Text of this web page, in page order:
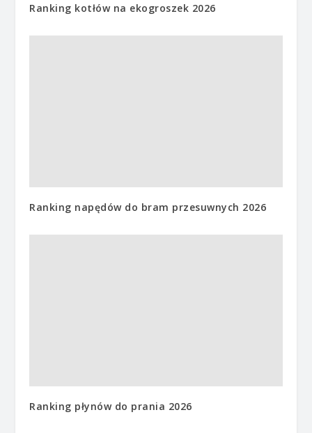
Ranking kotłów na ekogroszek 2026
Ranking napędów do bram przesuwnych 2026
Ranking płynów do prania 2026